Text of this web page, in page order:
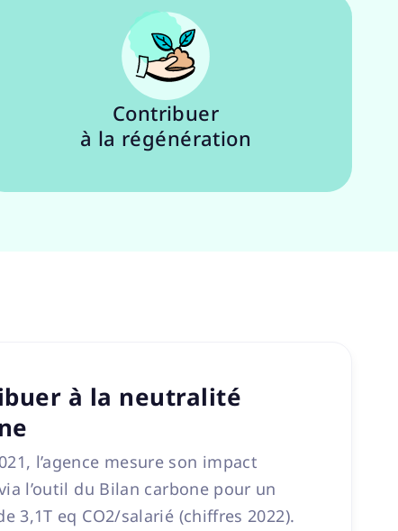
Contribuer
à la régénération
à la neutralité
l’agence mesure son impact
l’outil du Bilan carbone pour un
3,1T eq CO2/salarié (chiffres 2022).